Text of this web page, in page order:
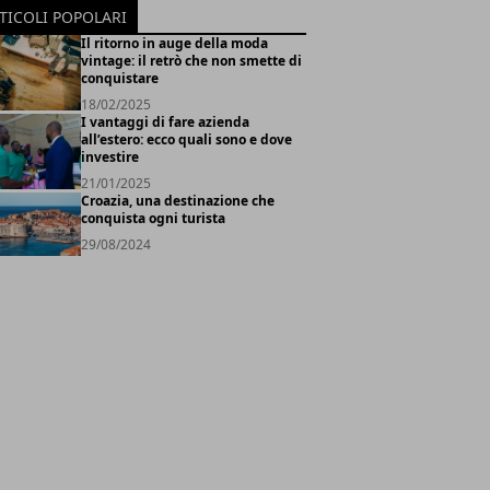
POPOLARI
Il ritorno in auge della moda
vintage: il retrò che non smette di
conquistare
18/02/2025
I vantaggi di fare azienda
all’estero: ecco quali sono e dove
investire
21/01/2025
Croazia, una destinazione che
conquista ogni turista
29/08/2024